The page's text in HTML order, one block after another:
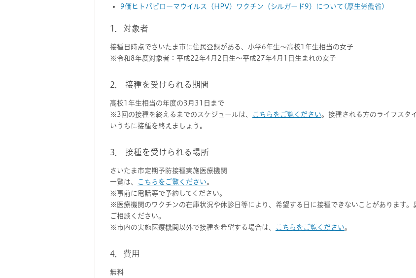
9価ヒトパピローマウイルス（HPV）ワクチン（シルガード9）について(厚生労働省)
1．対象者
接種日時点でさいたま市に住民登録がある、小学6年生～高校1年生相当の女子
※令和8年度対象者：平成22年4月2日生～平成27年4月1日生まれの女子
2． 接種を受けられる期間
高校1年生相当の年度の3月31日まで
※3回の接種を終えるまでのスケジュールは、
こちらをご覧ください。接種される方のライフスタ
いうちに接種を終えましょう。
3． 接種を受けられる場所
さいたま市定期予防接種実施医療機関
一覧は、
こちらをご覧ください。
※事前に電話等で予約してください。
※医療機関のワクチンの在庫状況や休診日等により、希望する日に接種できないことがあります。
ご相談ください。
※市内の実施医療機関以外で接種を希望する場合は、
こちらをご覧ください。
4．費用
無料